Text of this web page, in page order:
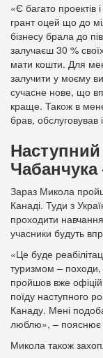
«Є багато
грант оцей що до
бізнесу брала до
залучаєш 30 %
мати кошти. Для
залучити у моєму
сучасне нове, що
краще. Також в
брав, обслуговував
Чабанчука
Зараз Микола
Канаді. Туди з
проходити
учасники будуть
«Це буде
туризмом – походи,
пройшов вже
поїду наступного
Канаду. Мені
люблю», – пояснює
Микола також